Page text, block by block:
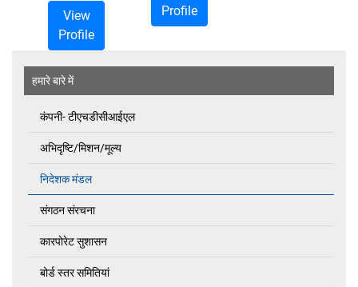
View
Profile
Profile
हमारे बारे में
कंपनी- टीएचडीसीआईएल
अभिदृष्‍टि/मिशन/मूल्य
निदेशक मंडल
संगठन संरचना
कारपोरेट सुशासन
बोर्ड स्तर समितियां